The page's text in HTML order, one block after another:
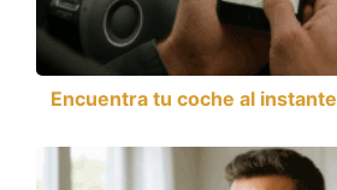
Encuentra tu coche al instante